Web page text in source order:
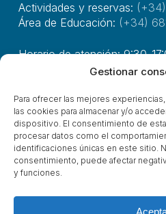
Gestionar
Para ofrecer las mejores
las cookies para almacenar y/o
dispositivo. El consentimiento de
procesar datos como el
identificaciones únicas en este sitio.
consentimiento, puede afectar
y funciones.
Actividades y reservas:
Área de Educación: (+34)
Horario de atención: 9:30-
39110, Soto de La Marina,
© Asociación Costa Quebrada
twitter